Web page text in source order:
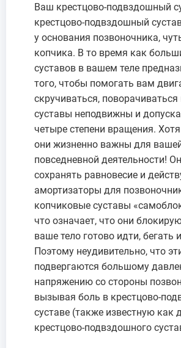
Ваш крестцово-подвздошный
крестцово-подвздошный
у основания позвоночника,
копчика. В то время как
суставов в вашем теле
того, чтобы помогать вам
скручиваться, поворачиваться
суставы неподвижны и
четыре степени вращения.
они жизненно важны для
повседневной деятельности!
сохранять равновесие и
амортизаторы для
копчиковые суставы
что означает, что они
ваше тело готово идти, бегать
Поэтому неудивительно, что
подвергаются большому
напряжению со стороны
вызывая боль в крестцово-
суставе (также известную как
крестцово-подвздошного